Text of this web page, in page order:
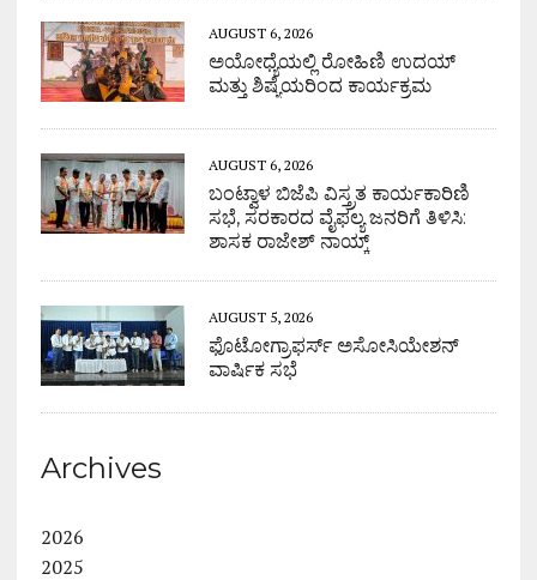
AUGUST 6, 2026
ಅಯೋಧ್ಯೆಯಲ್ಲಿ ರೋಹಿಣಿ ಉದಯ್
ಮತ್ತು ಶಿಷ್ಯೆಯರಿಂದ ಕಾರ್ಯಕ್ರಮ
AUGUST 6, 2026
ಬಂಟ್ವಾಳ ಬಿಜೆಪಿ ವಿಸ್ತ್ರತ ಕಾರ್ಯಕಾರಿಣಿ
ಸಭೆ, ಸರಕಾರದ ವೈಫಲ್ಯ ಜನರಿಗೆ ತಿಳಿಸಿ:
ಶಾಸಕ ರಾಜೇಶ್ ನಾಯ್ಕ್
AUGUST 5, 2026
ಫೊಟೋಗ್ರಾಫರ್ಸ್ ಅಸೋಸಿಯೇಶನ್
ವಾರ್ಷಿಕ ಸಭೆ
Archives
2026
2025